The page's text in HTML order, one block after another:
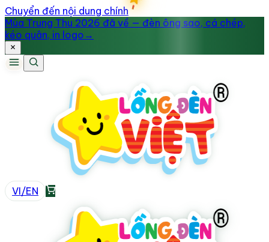
Chuyển đến nội dung chính
Mùa Trung Thu 2026 đã về — đèn ông sao, cá chép,
kéo quân, in logo →
VI/EN